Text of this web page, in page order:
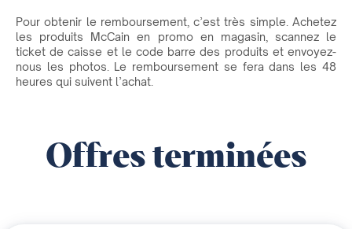
Pour obtenir le remboursement, c’est très simple. Achetez
les produits McCain en promo en magasin, scannez le
ticket de caisse et le code barre des produits et envoyez-
nous les photos. Le remboursement se fera dans les 48
heures qui suivent l’achat.
Offres terminées